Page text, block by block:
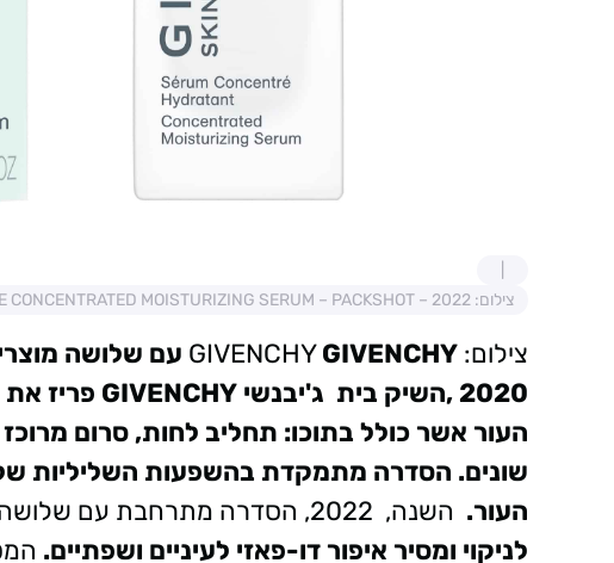
צילום: SKIN RESSOURCE CONCENTRATED MOISTURIZING SERUM – PACKSHOT – 2022
צילום: GIVENCHY GIVENCHY עם שלושה מוצרים חדשים לעור פנים זוהר יותר.
2020 ,השיק בית ג'יבנשי GIVENCHY פריז את Ressource
שונים. הסדרה מתמקדת בהשפעות השליליות
העור. השנה, 2022, הסדרה מתרחבת עם שלושה מוצרי ניקוי:
לניקוי ומסיר איפור דו-פאזי לעיניים ושפתיים.